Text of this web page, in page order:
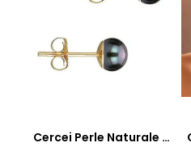
Cercei Perle Naturale Negre 5-6 mm, Buton AAA, Aur 14K (aur 585), Tip Șurub | KASKADDA®